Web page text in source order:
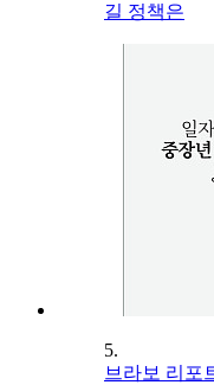
길 정책은
5.
브라보 리포